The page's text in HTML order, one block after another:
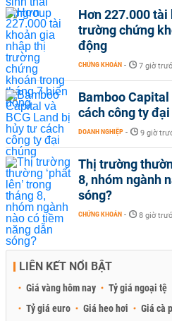
Hơn 227.000
trường chứng
động
CHỨNG KHOÁN - 7 giờ
Bamboo Capital
cách công ty
DOANH NGHIỆP - 9 giờ
Thị trường
8, nhóm ngành
sóng?
CHỨNG KHOÁN - 8 giờ
LIÊN KẾT NỔI BẬT
Giá vàng hôm nay Tỷ giá ngoại tệ
Tỷ giá euro
Giá heo hơi Giá cà